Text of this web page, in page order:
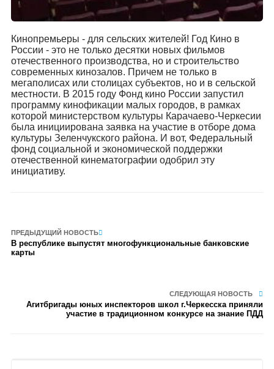
Кинопремьеры - для сельских жителей! Год Кино в
России - это не только десятки новых фильмов
отечественного производства, но и строительство
современных кинозалов. Причем не только в
мегаполисах или столицах субъектов, но и в сельской
местности. В 2015 году Фонд кино России запустил
программу кинофикации малых городов, в рамках
которой министерством культуры Карачаево-Черкесии
была инициирована заявка на участие в отборе дома
культуры Зеленчукского района. И вот, Федеральный
фонд социальной и экономической поддержки
отечественной кинематографии одобрил эту
инициативу.
ПРЕДЫДУЩИЙ НОВОСТЬ
В республике выпустят многофункциональные банковские
карты
СЛЕДУЮЩАЯ НОВОСТЬ
Агитбригады юных инспекторов школ г.Черкесска приняли
участие в традиционном конкурсе на знание ПДД